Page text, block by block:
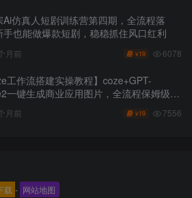
Ai仿真人短剧训练营第四期，全流程落
手也能做爆款短剧，稳稳抓住风口红利
月前 ¥19 6078
工作流搭建实操教程】coze+GPT-
一键生成商业应用图片，全流程保姆级教
月前 ¥19 7556
载 - 网站地图